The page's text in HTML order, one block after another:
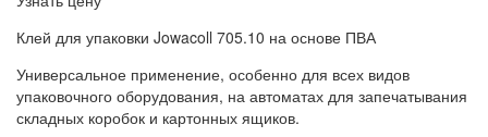
Клей для упаковки Jowacoll 705.10 на основе ПВА
Универсальное применение, особенно для всех видов
упаковочного оборудования, на автоматах для запечатывания
складных коробок и картонных ящиков.